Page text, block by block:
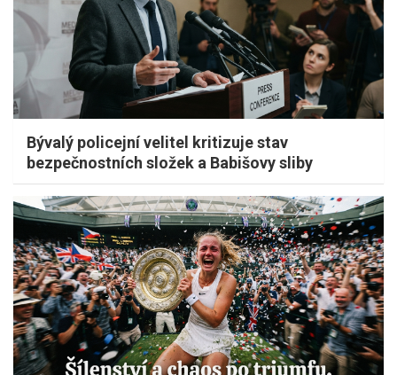
Bývalý policejní velitel kritizuje stav
bezpečnostních složek a Babišovy sliby